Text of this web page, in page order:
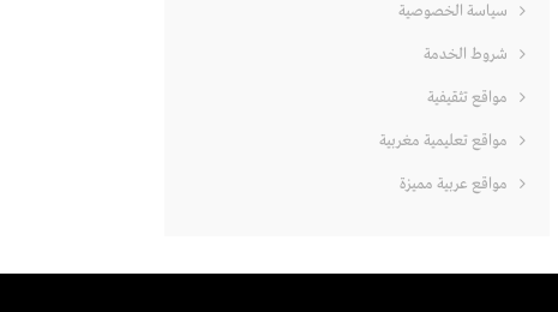
سياسة الخصوصية
شروط الخدمة
مواقع تثقيفية
مواقع تعليمية مغربية
مواقع عربية مميزة